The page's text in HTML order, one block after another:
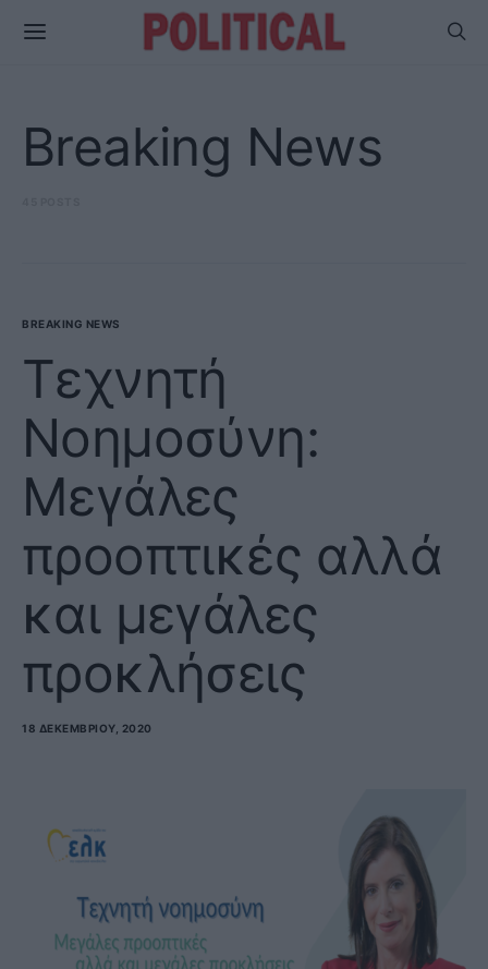
Breaking News
BREAKING NEWS
Τεχνητή
Νοημοσύνη:
Μεγάλες
προοπτικές αλλά
και μεγάλες
προκλήσεις
18 ΔΕΚΕΜΒΡΊΟΥ, 2020